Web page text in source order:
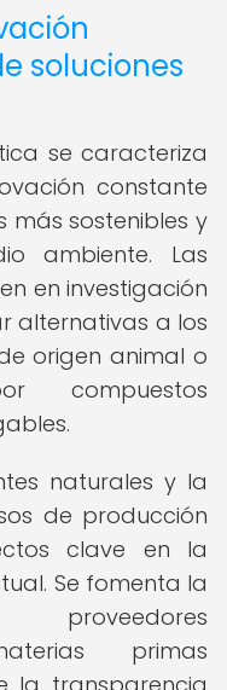
soluciones
se caracteriza
constante
más sostenibles y
ambiente. Las
en investigación
alternativas a los
origen animal o
compuestos
naturales y la
de producción
clave en la
Se fomenta la
primas